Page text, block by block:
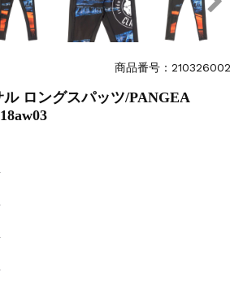
商品番号：210326002
ロングスパッツ/PANGEA